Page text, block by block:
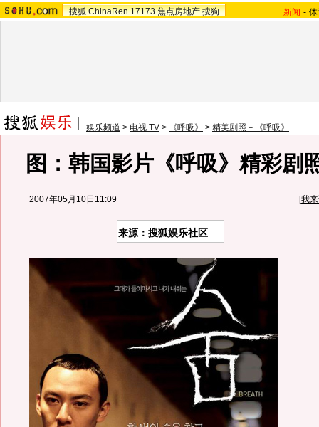
搜狐 ChinaRen 17173 焦点房地产 搜狗 新闻 -
娱乐频道 > 电视 TV > 《呼吸》 > 精美剧照－《呼吸》
图：韩国影片《呼吸》精彩剧
2007年05月10日11:09 [我
来源：搜狐娱乐社区